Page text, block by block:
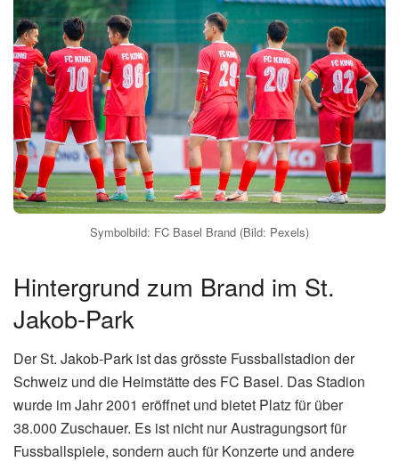
Symbolbild: FC Basel Brand (Bild: Pexels)
Hintergrund zum Brand im St.
Jakob-Park
Der St. Jakob-Park ist das grösste Fussballstadion der
Schweiz und die Heimstätte des FC Basel. Das Stadion
wurde im Jahr 2001 eröffnet und bietet Platz für über
38.000 Zuschauer. Es ist nicht nur Austragungsort für
Fussballspiele, sondern auch für Konzerte und andere